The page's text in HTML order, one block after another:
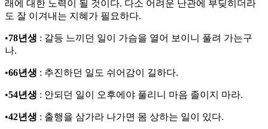
래에 대한 노력이 될 것이다. 다소 어려운 난관에 부딪히더라
도 잘 이겨내는 지혜가 필요하다.
•78년생 : 갈등 느끼던 일이 가슴을 열어 보이니 풀려 가는구
나.
•66년생 : 추진하던 일도 쉬어감이 길하다.
•54년생 : 안되던 일이 오후에야 풀리니 마음 졸이지 마라.
•42년생 : 출행을 삼가라 나가면 몸 상하는 일이 있다.